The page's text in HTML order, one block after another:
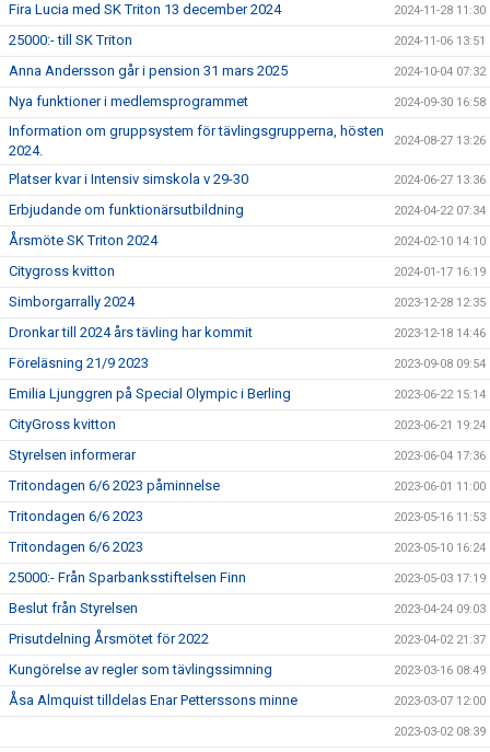
Fira Lucia med SK Triton 13 december 2024 2024-11-28 11:30
25000:- till SK Triton 2024-11-06 13:51
Anna Andersson går i pension 31 mars 2025 2024-10-04 07:32
Nya funktioner i medlemsprogrammet 2024-09-30 16:58
Information om gruppsystem för tävlingsgrupperna, hösten
2024.
2024-08-27 13:26
Platser kvar i Intensiv simskola v 29-30 2024-06-27 13:36
Erbjudande om funktionärsutbildning 2024-04-22 07:34
Årsmöte SK Triton 2024 2024-02-10 14:10
Citygross kvitton 2024-01-17 16:19
Simborgarrally 2024 2023-12-28 12:35
Dronkar till 2024 års tävling har kommit 2023-12-18 14:46
Föreläsning 21/9 2023 2023-09-08 09:54
Emilia Ljunggren på Special Olympic i Berling 2023-06-22 15:14
CityGross kvitton 2023-06-21 19:24
Styrelsen informerar 2023-06-04 17:36
Tritondagen 6/6 2023 påminnelse 2023-06-01 11:00
Tritondagen 6/6 2023 2023-05-16 11:53
Tritondagen 6/6 2023 2023-05-10 16:24
25000:- Från Sparbanksstiftelsen Finn 2023-05-03 17:19
Beslut från Styrelsen 2023-04-24 09:03
Prisutdelning Årsmötet för 2022 2023-04-02 21:37
Kungörelse av regler som tävlingssimning 2023-03-16 08:49
Åsa Almquist tilldelas Enar Petterssons minne 2023-03-07 12:00
2023-03-02 08:39